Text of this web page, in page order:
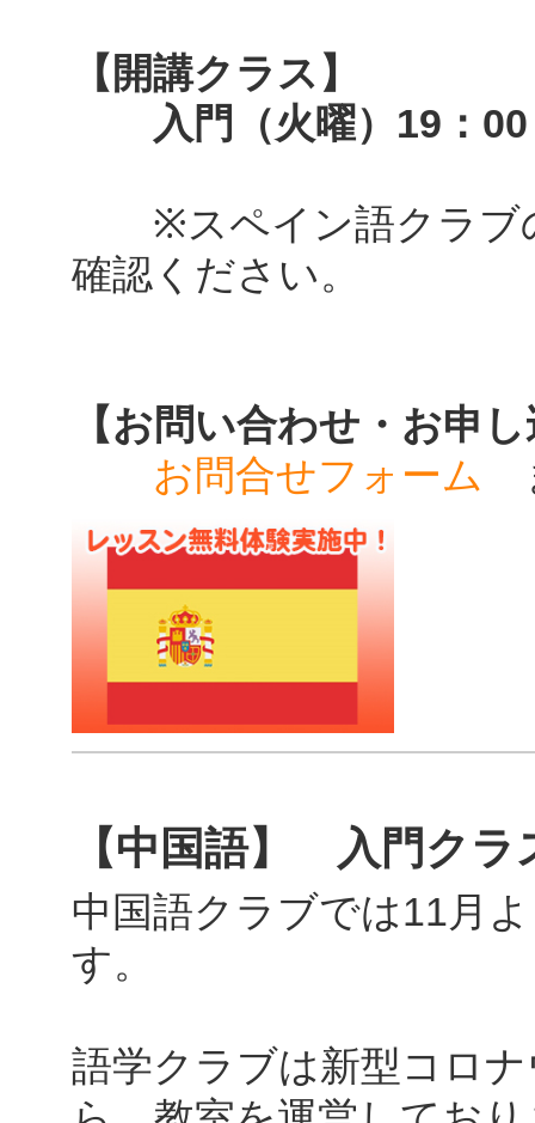
【開講クラス】
入門（火曜）19：00
※スペイン語クラブ
確認ください。
【お問い合わせ・お申
お問合せフォーム
【中国語】 入門ク
中国語クラブでは11月
す。
語学クラブは新型コロ